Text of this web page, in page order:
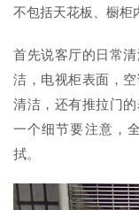
不包括天花板、橱柜
首先说客厅的日常
洁，电视柜表面，
清洁，还有推拉门
一个细节要注意，
拭。